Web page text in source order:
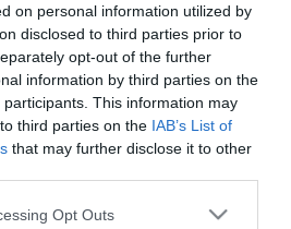
on personal information utilized by
disclosed to third parties prior to
opt-out of the further
information by third parties on the
participants. This information may
third parties on the IAB’s List of
that may further disclose it to other
app uses one or more Google
Opt Outs
kérdés, hogy Norris meg tudja-e tartani
konstruktőri vb-címet nyer. Végül
a brit pilótának, így boldogan
a csapattagokkal.
utolsó F1-es versenyét teljesítő, jövőre
világbajnok brit Lewis Hamilton
két hete megnyerő Verstappen a